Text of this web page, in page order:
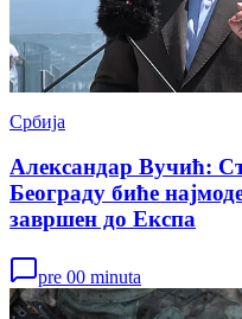
Србија
Александар Вучић:
Београду биће
завршен до Експа
pre 00 minuta